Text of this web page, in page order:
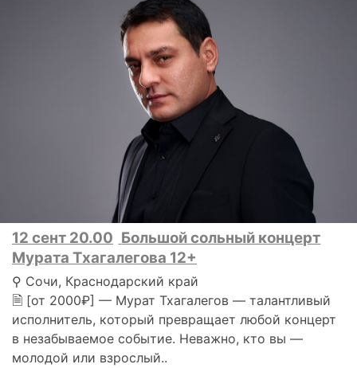
12 сент 20.00 Большой сольный концерт
Мурата Тхагалегова 12+
⚲ Сочи, Краснодарский край
🗎 [от 2000₽] — Мурат Тхагалегов — талантливый
исполнитель, который превращает любой концерт
в незабываемое событие. Неважно, кто вы —
молодой или взрослый..